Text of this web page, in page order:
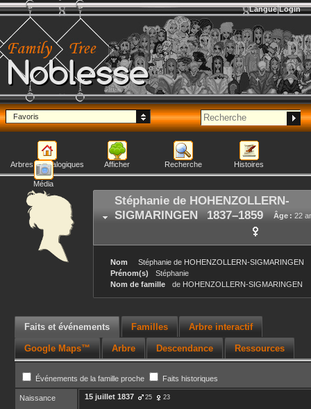
Noblesse
Langue Login
Favoris
Arbres généalogiques Afficher Recherche Histoires
Média
Stéphanie de HOHENZOLLERN-
SIGMARINGEN
Âge : 22
1837–1859
Nom Stéphanie de HOHENZOLLERN-SIGMARINGEN
Prénom(s)
Stéphanie
Nom de famille
de HOHENZOLLERN-SIGMARINGEN
Faits et événements Familles Arbre interactif
Google Maps™ Arbre Descendance Ressources
Événements de la famille proche Faits historiques
Naissance 15 juillet 1837 25 23